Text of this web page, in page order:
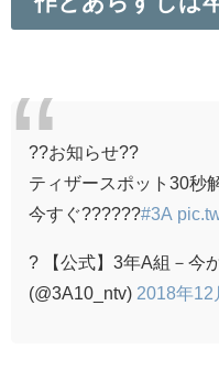
??お知らせ??
ティザースポット30秒
今すぐ??????#3A
? 【公式】3年A組－今
(@3A10_ntv) 2018年12